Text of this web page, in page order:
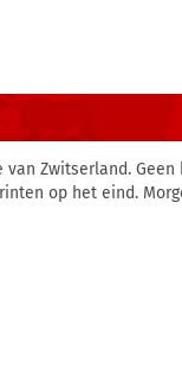
Zwitserland.
op het eind.